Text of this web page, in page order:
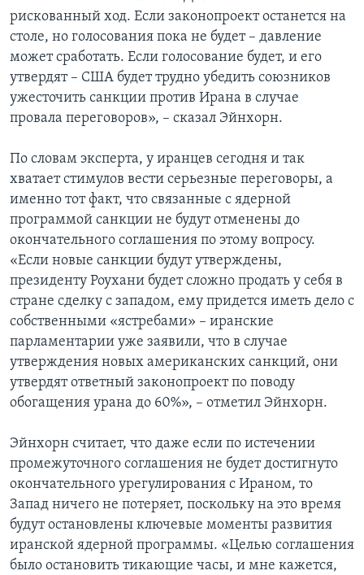
рискованный ход. Если законопроект останется на
столе, но голосования пока не будет – давление
может сработать. Если голосование будет, и его
утвердят – США будет трудно убедить союзников
ужесточить санкции против Ирана в случае
провала переговоров», – сказал Эйнхорн.
По словам эксперта, у иранцев сегодня и так
хватает стимулов вести серьезные переговоры, а
именно тот факт, что связанные с ядерной
программой санкции не будут отменены до
окончательного соглашения по этому вопросу.
«Если новые санкции будут утверждены,
президенту Роухани будет сложно продать у себя в
стране сделку с западом, ему придется иметь дело с
собственными «ястребами» – иранские
парламентарии уже заявили, что в случае
утверждения новых американских санкций, они
утвердят ответный законопроект по поводу
обогащения урана до 60%», – отметил Эйнхорн.
Эйнхорн считает, что даже если по истечении
промежуточного соглашения не будет достигнуто
окончательного урегулирования с Ираном, то
Запад ничего не потеряет, поскольку на это время
будут остановлены ключевые моменты развития
иранской ядерной программы. «Целью соглашения
было остановить тикающие часы, и мне кажется,